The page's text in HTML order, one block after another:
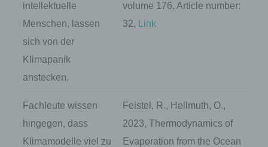
intellektuelle
Menschen, lassen
sich von der
Klimapanik
anstecken.
volume 176, Article number:
32,
Link
Fachleute wissen
hingegen, dass
Klimamodelle viel zu
Feistel, R., Hellmuth, O.,
2023, Thermodynamics of
Evaporation from the Ocean